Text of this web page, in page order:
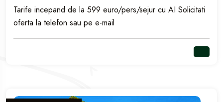
Tarife incepand de la 599 euro/pers/sejur cu AI Solicitati
oferta la telefon sau pe e-mail